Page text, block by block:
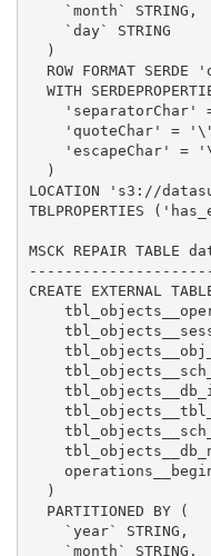
    `month` STRING,
    `day` STRING
  )
ROW FORMAT SERDE
WITH
'separatorChar'
'quoteChar' =
'escapeChar' =
  )
LOCATION 's3://
TBLPROPERTIES
MSCK REPAIR
CREATE EXTERNAL
  )
  PARTITIONED BY (
    `year` STRING,
    `month` STRING,